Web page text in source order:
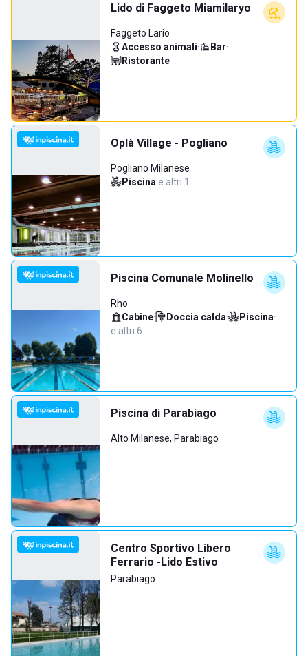
Lido di Faggeto Miamilaryo
Faggeto Lario
Accesso animali· Bar·
Ristorante
Oplà Village - Pogliano
Pogliano Milanese
Piscina·e altri 1…
Piscina Comunale Molinello
Rho
Cabine· Doccia calda· Piscina·
e altri 6…
Piscina di Parabiago
Alto Milanese, Parabiago
Centro Sportivo Libero
Ferrario -Lido Estivo
Parabiago